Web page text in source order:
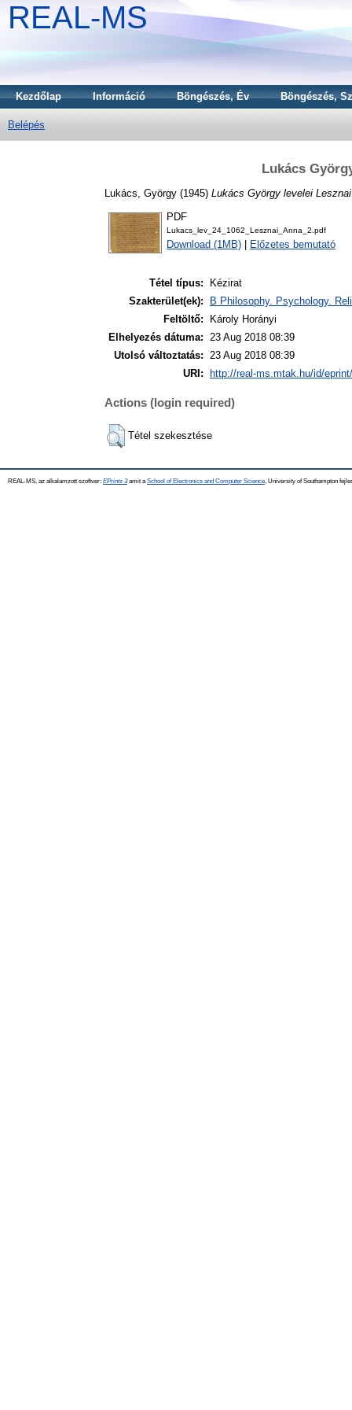
REAL-MS
Kezdőlap Információ Böngészés, Év Böngészés,
Belépés
Lukács
Lukács, György (1945) Lukács György levelei
PDF
Lukacs_lev_24_1062_Lesznai_Anna_2.pdf
Download (1MB) Előzetes bemutató
Tétel típus:
Kézirat
Szakterület(ek):
B Philosophy. Psychology.
Feltöltő:
Károly Horányi
Elhelyezés dátuma: 23 Aug 2018 08:39
Utolsó változtatás: 23 Aug 2018 08:39
URI:
http://real-ms.mtak.hu/id/
Actions (login required)
Tétel szekesztése
REAL-MS, az alkalamzott szoftver: EPrints 3amit a School of Electronics and Computer Science , University of Southampton